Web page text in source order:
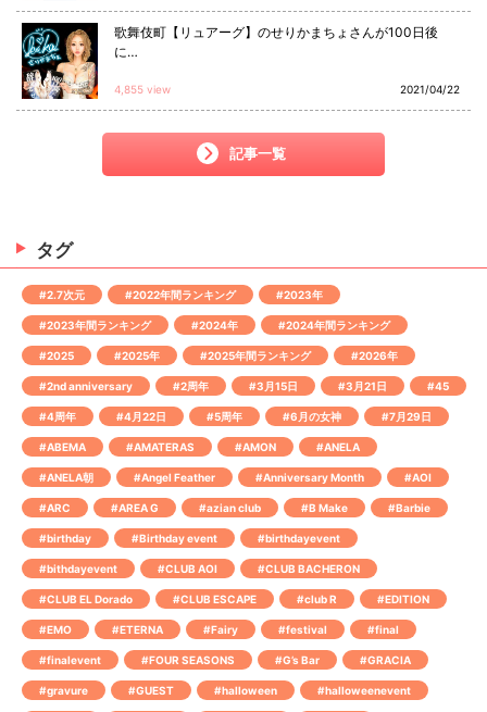
歌舞伎町【リュアーグ】のせりかまちょさんが100日後
に…
4,855 view 2021/04/22
記事一覧
タグ
#2.7次元 #2022年間ランキング #2023年
#2023年間ランキング #2024年 #2024年間ランキング
#2025 #2025年 #2025年間ランキング #2026年
#2nd anniversary #2周年 #3月15日 #3月21日 #45
#4周年 #4月22日 #5周年 #6月の女神 #7月29日
#ABEMA #AMATERAS #AMON #ANELA
#ANELA朝 #Angel Feather #Anniversary Month #AOI
#ARC #AREA G #azian club #B Make #Barbie
#birthday #Birthday event #birthdayevent
#bithdayevent #CLUB AOI #CLUB BACHERON
#CLUB EL Dorado #CLUB ESCAPE #club R #EDITION
#EMO #ETERNA #Fairy #festival #final
#finalevent #FOUR SEASONS #G’s Bar #GRACIA
#gravure #GUEST #halloween #halloweenevent